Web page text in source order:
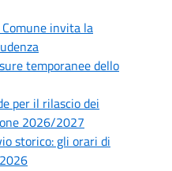
invita la
temporanee dello
per il rilascio dei
2026/2027
storico: gli orari di